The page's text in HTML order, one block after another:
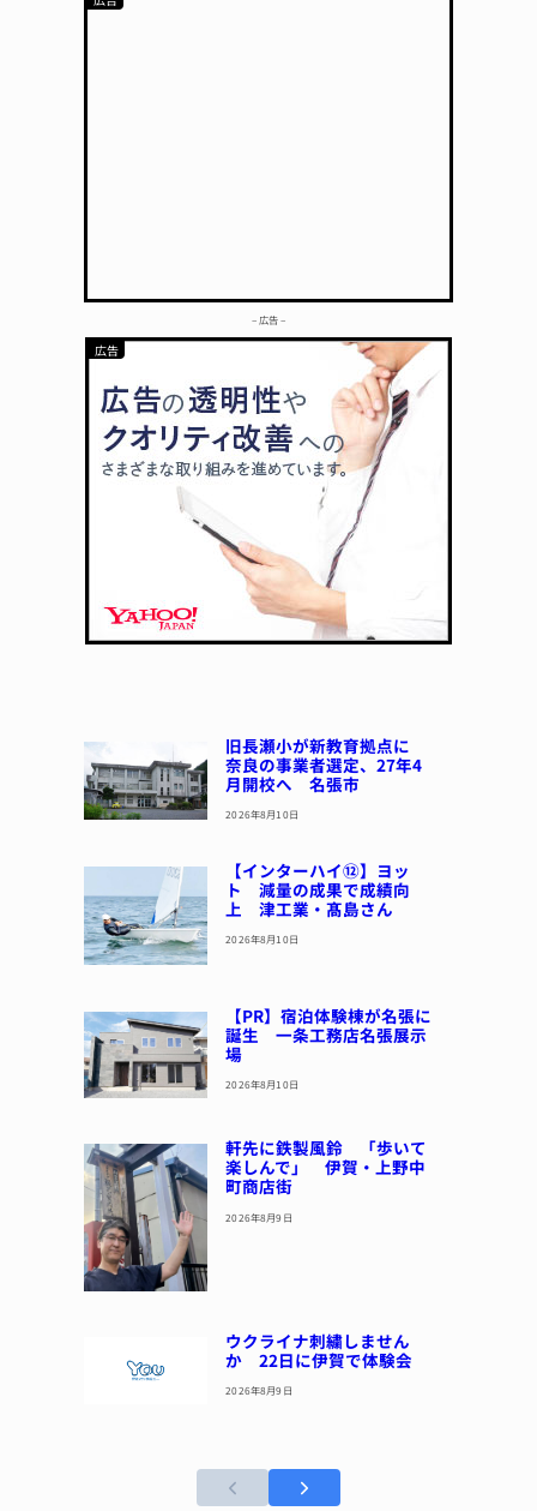
– 広告 –
旧長瀬小が新教育拠点に
奈良の事業者選定、27年4
月開校へ 名張市
2026年8月10日
【インターハイ⑫】ヨッ
ト 減量の成果で成績向
上 津工業・髙島さん
2026年8月10日
【PR】宿泊体験棟が名張に
誕生 一条工務店名張展示
場
2026年8月10日
軒先に鉄製風鈴 「歩いて
楽しんで」 伊賀・上野中
町商店街
2026年8月9日
ウクライナ刺繍しません
か 22日に伊賀で体験会
2026年8月9日